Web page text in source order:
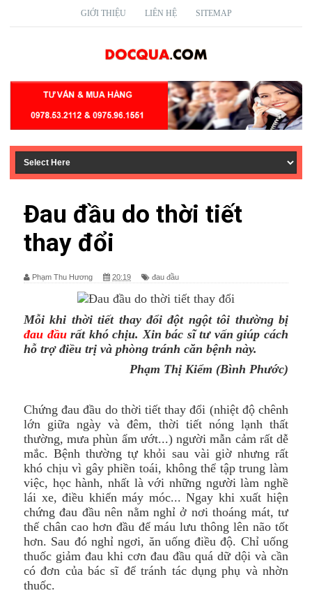
GIỚI THIỆU LIÊN HỆ SITEMAP
Đau đầu do thời tiết
thay đổi
Phạm Thu Hương 20:19 đau đầu
Mỗi khi thời tiết thay đổi đột ngột tôi thường bị
đau đầurất khó chịu. Xin bác sĩ tư vấn giúp cách
hỗ trợ điều trị và phòng tránh căn bệnh này.
Phạm Thị Kiểm (Bình Phước)
Chứng đau đầu do thời tiết thay đổi (nhiệt độ chênh
lớn giữa ngày và đêm, thời tiết nóng lạnh thất
thường, mưa phùn ẩm ướt...) người mẫn cảm rất dễ
mắc. Bệnh thường tự khỏi sau vài giờ nhưng rất
khó chịu vì gây phiền toái, không thể tập trung làm
việc, học hành, nhất là với những người làm nghề
lái xe, điều khiển máy móc... Ngay khi xuất hiện
chứng đau đầu nên nằm nghỉ ở nơi thoáng mát, tư
thế chân cao hơn đầu để máu lưu thông lên não tốt
hơn. Sau đó nghỉ ngơi, ăn uống điều độ. Chỉ uống
thuốc giảm đau khi cơn đau đầu quá dữ dội và cần
có đơn của bác sĩ để tránh tác dụng phụ và nhờn
thuốc.